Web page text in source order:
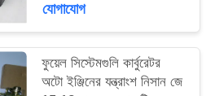
যোগাযোগ
ফুয়েল সিস্টেমগুলি কার্বুরেটর
অটো ইঞ্জিনের যন্ত্রাংশ নিসান জে